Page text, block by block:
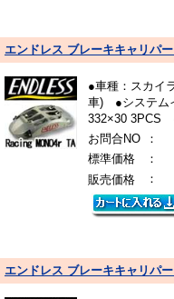
エンドレス ブレーキキャリパ
●車種：スカイ
車) ●システム
332×30 3PCS
お問合NO
：
標準価格
：
販売価格
：
エンドレス ブレーキキャリパ